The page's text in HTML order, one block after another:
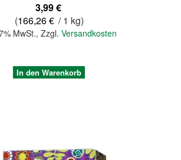
3,99 €
(166,26 € / 1 kg)
MwSt., Zzgl. Versandkosten
In den Warenkorb